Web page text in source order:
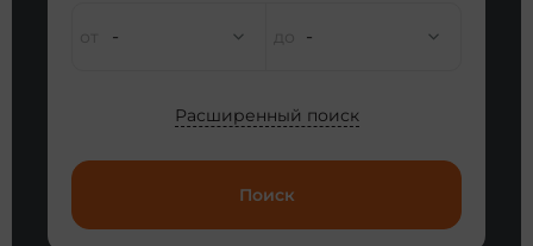
- -
Расширенный поиск
Поиск